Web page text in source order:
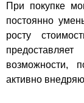
При покупке
постоянно
росту
возможности,
активно